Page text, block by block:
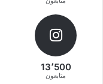
13٬500
متابعون